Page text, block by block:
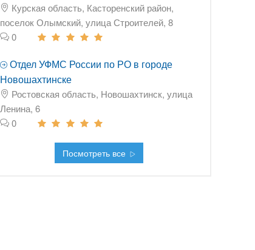
Курская область, Касторенский район,
поселок Олымский, улица Строителей, 8
0
Отдел УФМС России по РО в городе
Новошахтинске
Ростовская область, Новошахтинск, улица
Ленина, 6
0
Посмотреть все